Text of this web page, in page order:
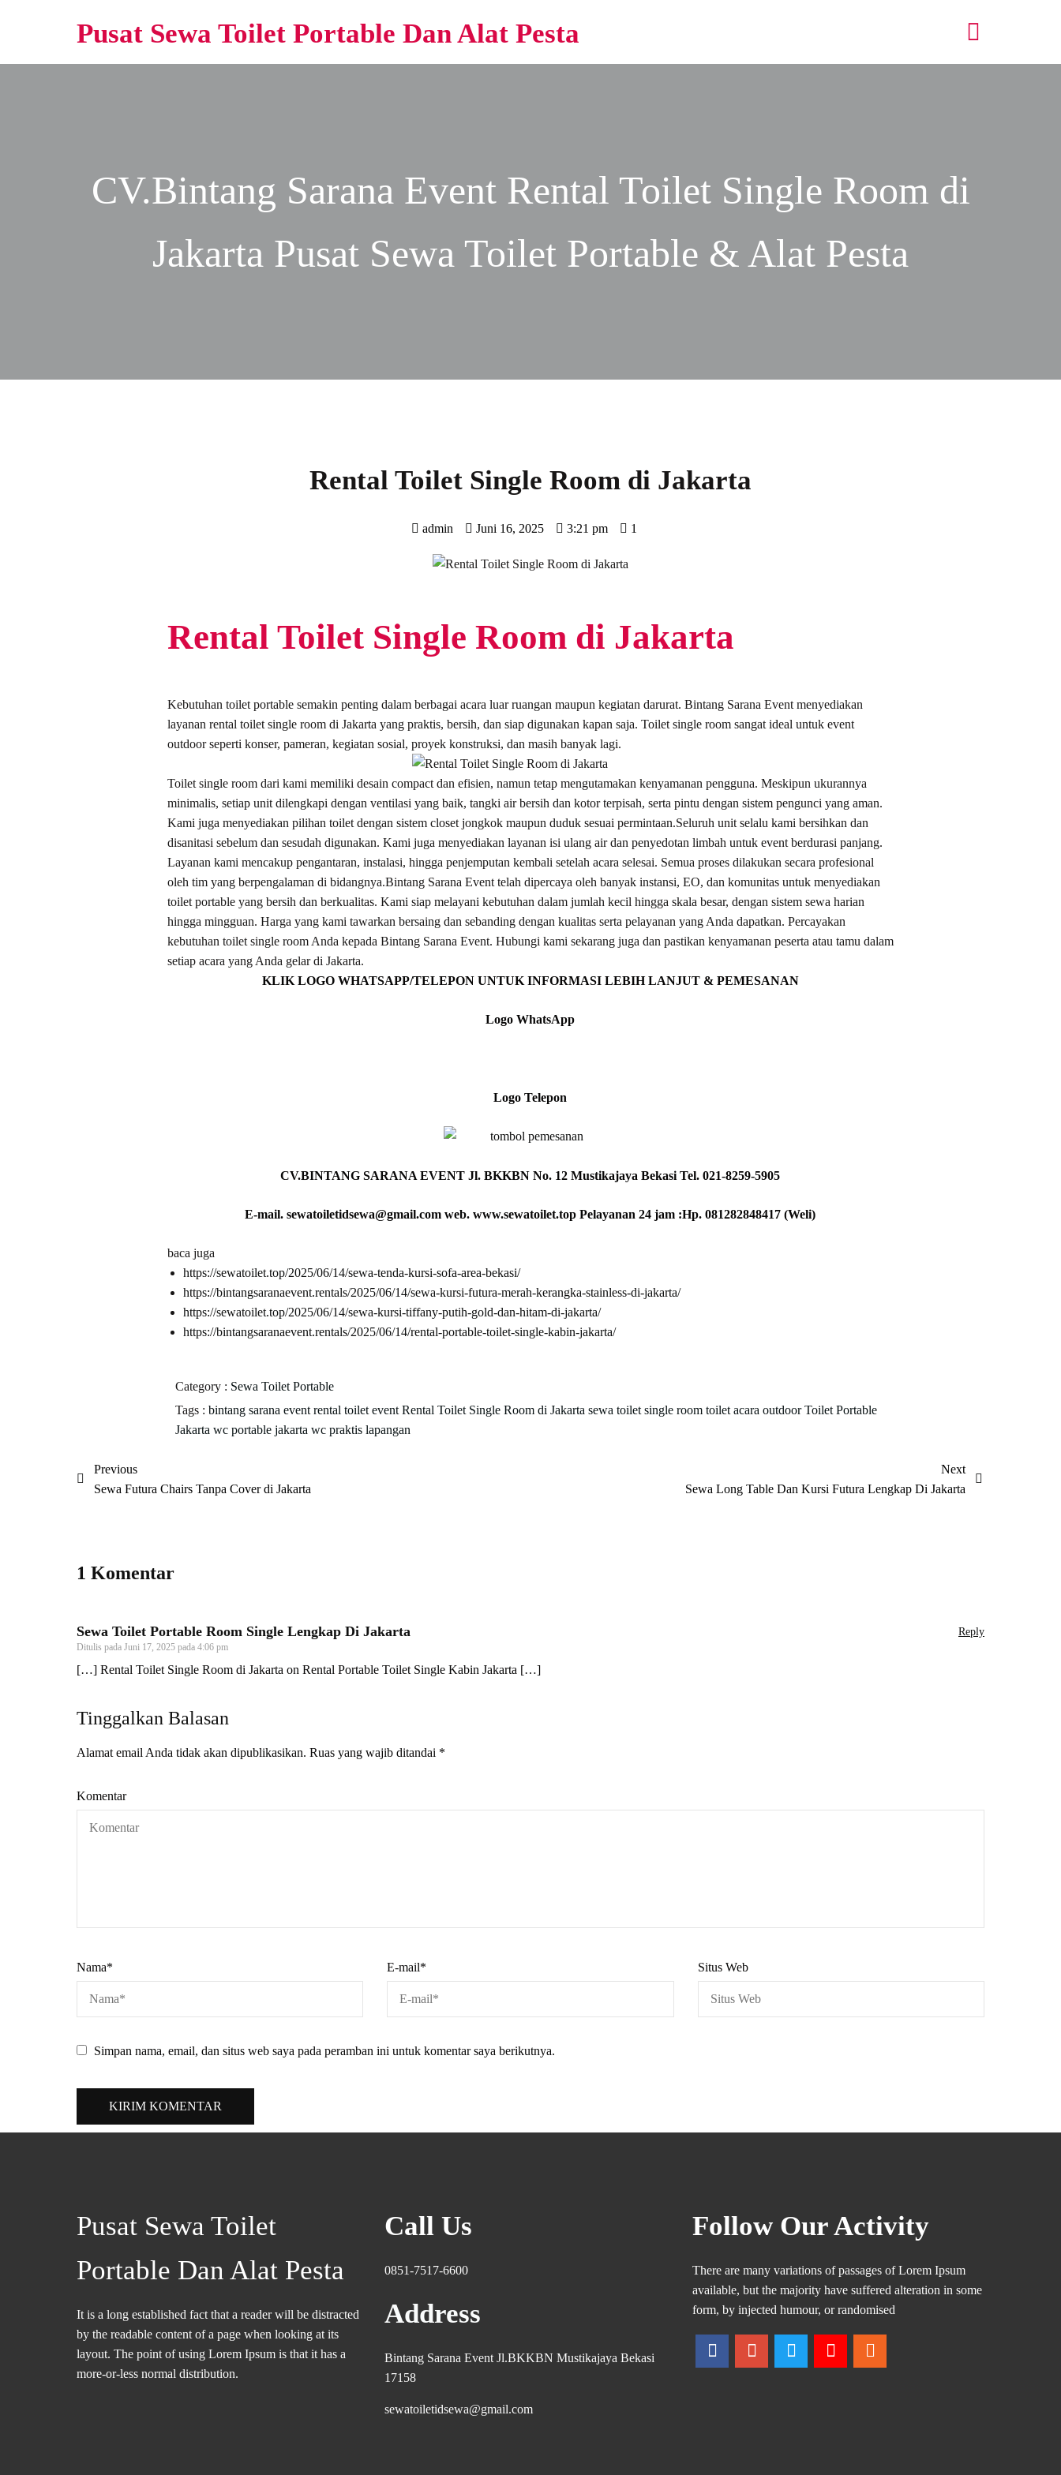
Pusat Sewa Toilet Portable Dan Alat Pesta
CV.Bintang Sarana Event Rental Toilet Single Room di
Jakarta Pusat Sewa Toilet Portable & Alat Pesta
Rental Toilet Single Room di Jakarta
admin Juni 16, 2025 3:21 pm 1
Rental Toilet Single Room di Jakarta
Kebutuhan toilet portable semakin penting dalam berbagai acara luar ruangan maupun kegiatan darurat. Bintang Sarana Event menyediakan
layanan rental toilet single room di Jakarta yang praktis, bersih, dan siap digunakan kapan saja. Toilet single room sangat ideal untuk event
outdoor seperti konser, pameran, kegiatan sosial, proyek konstruksi, dan masih banyak lagi.
Toilet single room dari kami memiliki desain compact dan efisien, namun tetap mengutamakan kenyamanan pengguna. Meskipun ukurannya
minimalis, setiap unit dilengkapi dengan ventilasi yang baik, tangki air bersih dan kotor terpisah, serta pintu dengan sistem pengunci yang aman.
Kami juga menyediakan pilihan toilet dengan sistem closet jongkok maupun duduk sesuai permintaan.Seluruh unit selalu kami bersihkan dan
disanitasi sebelum dan sesudah digunakan. Kami juga menyediakan layanan isi ulang air dan penyedotan limbah untuk event berdurasi panjang.
Layanan kami mencakup pengantaran, instalasi, hingga penjemputan kembali setelah acara selesai. Semua proses dilakukan secara profesional
oleh tim yang berpengalaman di bidangnya.Bintang Sarana Event telah dipercaya oleh banyak instansi, EO, dan komunitas untuk menyediakan
toilet portable yang bersih dan berkualitas. Kami siap melayani kebutuhan dalam jumlah kecil hingga skala besar, dengan sistem sewa harian
hingga mingguan. Harga yang kami tawarkan bersaing dan sebanding dengan kualitas serta pelayanan yang Anda dapatkan. Percayakan
kebutuhan toilet single room Anda kepada Bintang Sarana Event. Hubungi kami sekarang juga dan pastikan kenyamanan peserta atau tamu dalam
setiap acara yang Anda gelar di Jakarta.
KLIK LOGO WHATSAPP/TELEPON UNTUK INFORMASI LEBIH LANJUT & PEMESANAN
Logo WhatsApp
Logo Telepon
CV.BINTANG SARANA EVENT Jl. BKKBN No. 12 Mustikajaya Bekasi Tel. 021-8259-5905
E-mail. sewatoiletidsewa@gmail.com web. www.sewatoilet.top Pelayanan 24 jam :Hp. 081282848417 (Weli)
baca juga
https://sewatoilet.top/2025/06/14/sewa-tenda-kursi-sofa-area-bekasi/
https://bintangsaranaevent.rentals/2025/06/14/sewa-kursi-futura-merah-kerangka-stainless-di-jakarta/
https://sewatoilet.top/2025/06/14/sewa-kursi-tiffany-putih-gold-dan-hitam-di-jakarta/
https://bintangsaranaevent.rentals/2025/06/14/rental-portable-toilet-single-kabin-jakarta/
Category : Sewa Toilet Portable
Tags : bintang sarana event rental toilet event Rental Toilet Single Room di Jakarta sewa toilet single room toilet acara outdoorToilet Portable
Jakarta wc portable jakarta wc praktis lapangan
Previous
Sewa Futura Chairs Tanpa Cover di Jakarta
Next
Sewa Long Table Dan Kursi Futura Lengkap Di Jakarta
1 Komentar
Sewa Toilet Portable Room Single Lengkap Di Jakarta
Ditulis pada Juni 17, 2025 pada 4:06 pm
Reply
[…] Rental Toilet Single Room di Jakarta on Rental Portable Toilet Single Kabin Jakarta […]
Tinggalkan Balasan
Alamat email Anda tidak akan dipublikasikan. Ruas yang wajib ditandai *
Komentar
Nama* E-mail* Situs Web
Simpan nama, email, dan situs web saya pada peramban ini untuk komentar saya berikutnya.
Pusat Sewa Toilet
Portable Dan Alat Pesta
It is a long established fact that a reader will be distracted
by the readable content of a page when looking at its
layout. The point of using Lorem Ipsum is that it has a
more-or-less normal distribution.
Call Us
0851-7517-6600
Address
Bintang Sarana Event Jl.BKKBN Mustikajaya Bekasi
17158
sewatoiletidsewa@gmail.com
Follow Our Activity
There are many variations of passages of Lorem Ipsum
available, but the majority have suffered alteration in some
form, by injected humour, or randomised